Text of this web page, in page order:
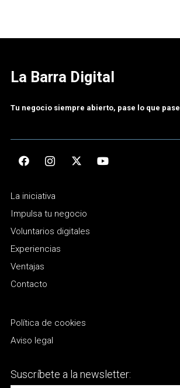
La Barra Digital
Tu negocio siempre abierto, pase lo que pase
La iniciativa
Impulsa tu negocio
Voluntarios digitales
Experiencias
Ventajas
Contacto
Política de cookies
Aviso legal
Suscríbete a la newsletter: